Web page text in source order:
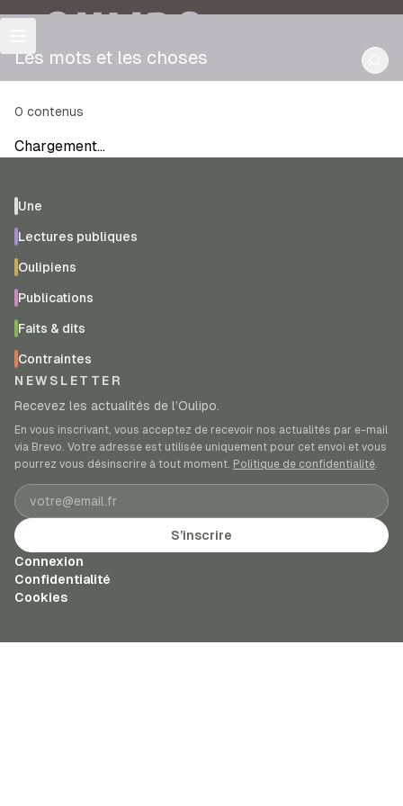
OULIPO
Les mots et les choses
0 contenus
Chargement…
Une
Lectures publiques
Oulipiens
Publications
Faits & dits
Contraintes
NEWSLETTER
Recevez les actualités de l’Oulipo.
En vous inscrivant, vous acceptez de recevoir nos actualités par e-mail
via Brevo. Votre adresse est utilisée uniquement pour cet envoi et vous
pourrez vous désinscrire à tout moment. Politique de confidentialité.
Adresse e-mail
S’inscrire
Connexion
Confidentialité
Cookies